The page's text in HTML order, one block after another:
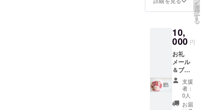
要にな
りま
す。 ・
有効期
間：お
渡し日
からか
ら1年間
・店舗
の確定
ても良
い名前
を記載
くださ
い。 ※
備考欄
に記載
がない
場合
は、辞
だけま
す。1枚
利用が
可能で
す。 ・
現金へ
の交換
はでき
ませ
ん。お
つりは
でませ
を
選
択
す
る
10,
000 円
お礼
メール
＆ブロ
グで紹
介 リ
ターン
はメー
支援
者：
0人
お届